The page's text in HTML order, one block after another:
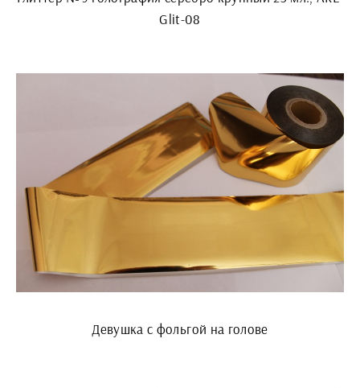
Glit-08
Девушка с фольгой на голове